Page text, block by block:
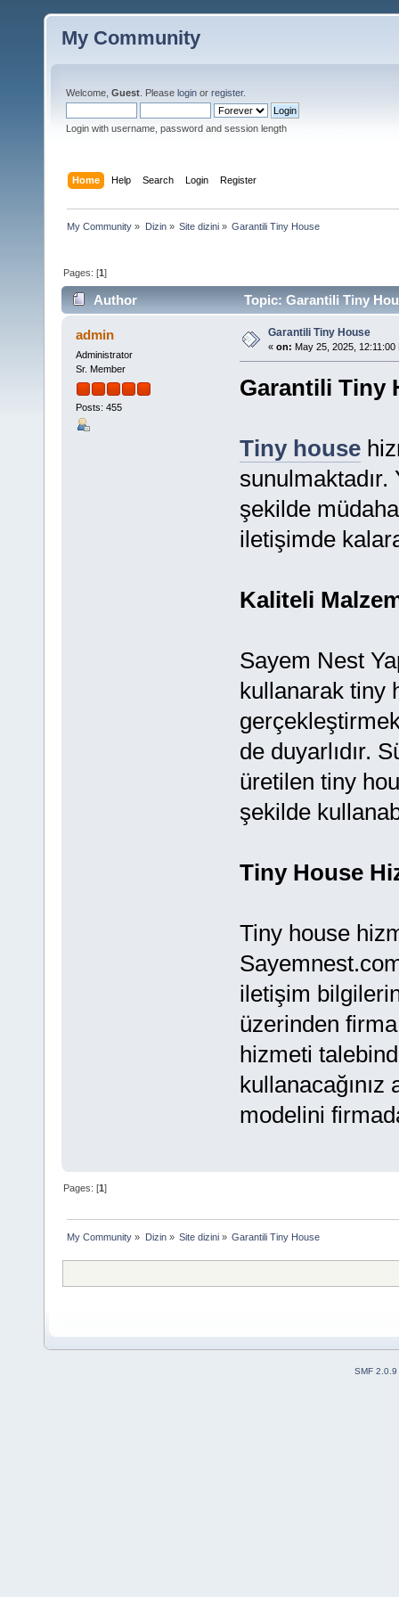
My Community
Welcome, Guest . Please login or register.
Login with username, password and session length
Home Help Search Login Register
My Community » Dizin» Site dizini» Garantili Tiny House
Pages: [1]
Author Topic: Garantili Tiny
admin
Administrator
Sr. Member
Posts: 455
Garantili Tiny House
« on: May 25, 2025, 12:11:00
Garantili Tiny
Tiny house
sunulmaktadır.
şekilde
iletişimde
Kaliteli
Sayem Nest
kullanarak tiny
de duyarlıdır.
üretilen tiny
şekilde
Tiny House
Tiny house
iletişim
üzerinden
hizmeti
modelini
Pages: [1]
My Community » Dizin» Site dizini» Garantili Tiny House
SMF 2.0.9